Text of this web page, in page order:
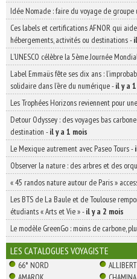
Idée Nomade : faire du voyage de
Ces labels et certifications AFNOR qui
hébergements, activités ou destinations-
L’UNESCO célèbre la 5ème Journée
Label Emmaüs fête ses dix ans :
solidaire dans l’ère du numérique-il y a
Les Trophées Horizons reviennent pour
Detour Odyssey : des voyages bas
destination -il y a 1 mois
Le Mexique autrement avec Paseo Tours-
Observer la nature : des arbres et des
« 45 randos nature autour de Paris »
Les BTS de La Baule et de Toulouse
étudiants « Arts et Vie »-il y a 2 mois
Le modèle GreenGo : moins de carbone,
LES CATALOGUES VOYAGISTE
66° NORD